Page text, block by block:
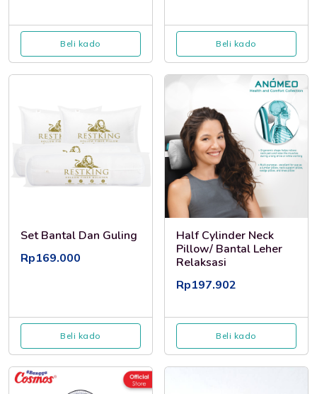
Beli kado Beli kado
Set Bantal Dan Guling
Rp169.000
Beli kado
Half Cylinder Neck
Pillow/ Bantal Leher
Relaksasi
Rp197.902
Beli kado